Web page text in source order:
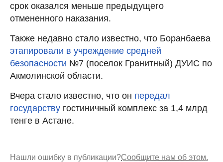
срок оказался меньше предыдущего
отмененного наказания.
Также недавно стало известно, что Боранбаева
этапировали в учреждение средней
безопасности №7 (поселок Гранитный) ДУИС по
Акмолинской области.
Вчера стало известно, что он передал
государству гостиничный комплекс за 1,4 млрд
тенге в Астане.
Нашли ошибку в публикации?Сообщите нам об этом.